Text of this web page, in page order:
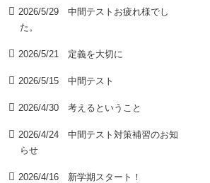
2026/5/29 中間テストお疲れ様でし
た。
2026/5/21 定義を大切に
2026/5/15 中間テスト
2026/4/30 考えるということ
2026/4/24 中間テスト対策補習のお知
らせ
2026/4/16 新学期スタート！